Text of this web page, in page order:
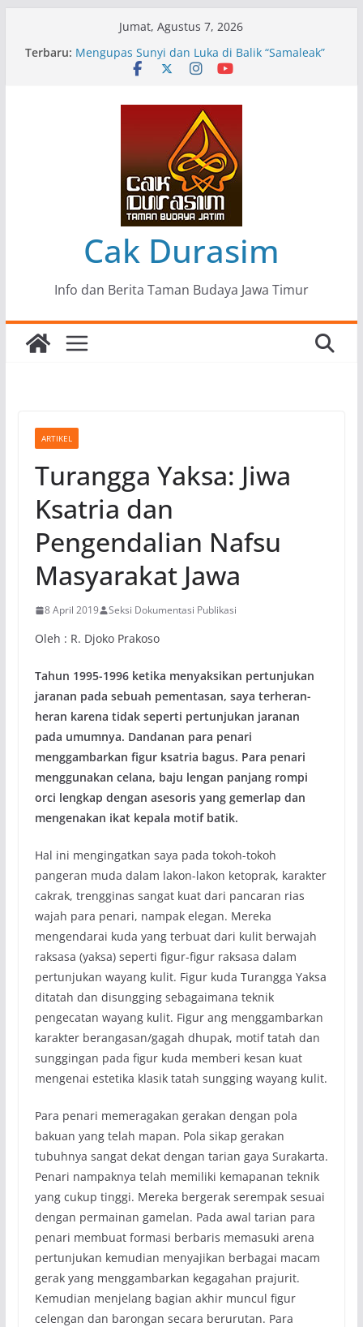
Jumat, Agustus 7, 2026
Terbaru: Pameran Lukisan Komunitas Patria Seni Rupa
Kota Blitar : Ketika “Bergerak” Menjadi Mantra
Mengupas Sunyi dan Luka di Balik “Samaleak”
Menjaga Marwah Seni dan Budaya: Catatan
Kunjungan Kerja Ir. Bambang Haryo Soekartono
(BHS) Anggota DPR RI ke Taman Budaya Jawa
Pameran Tunggal 35 Karya Agus Koecink
“Tumbang Tambang”, Ungkapan Kritis Tentang
Derita Pekerja Pertambangan
Cak Durasim
Info dan Berita Taman Budaya Jawa Timur
ARTIKEL
Turangga Yaksa: Jiwa
Ksatria dan
Pengendalian Nafsu
Masyarakat Jawa
8 April 2019 Seksi Dokumentasi Publikasi
Oleh : R. Djoko Prakoso
Tahun 1995-1996 ketika menyaksikan pertunjukan
jaranan pada sebuah pementasan, saya terheran-
heran karena tidak seperti pertunjukan jaranan
pada umumnya. Dandanan para penari
menggambarkan figur ksatria bagus. Para penari
menggunakan celana, baju lengan panjang rompi
orci lengkap dengan asesoris yang gemerlap dan
mengenakan ikat kepala motif batik.
Hal ini mengingatkan saya pada tokoh-tokoh
pangeran muda dalam lakon-lakon ketoprak, karakter
cakrak, trengginas sangat kuat dari pancaran rias
wajah para penari, nampak elegan. Mereka
mengendarai kuda yang terbuat dari kulit berwajah
raksasa (yaksa) seperti figur-figur raksasa dalam
pertunjukan wayang kulit. Figur kuda Turangga Yaksa
ditatah dan disungging sebagaimana teknik
pengecatan wayang kulit. Figur ang menggambarkan
karakter berangasan/gagah dhupak, motif tatah dan
sunggingan pada figur kuda memberi kesan kuat
mengenai estetika klasik tatah sungging wayang kulit.
Para penari memeragakan gerakan dengan pola
bakuan yang telah mapan. Pola sikap gerakan
tubuhnya sangat dekat dengan tarian gaya Surakarta.
Penari nampaknya telah memiliki kemapanan teknik
yang cukup tinggi. Mereka bergerak serempak sesuai
dengan permainan gamelan. Pada awal tarian para
penari membuat formasi berbaris memasuki arena
pertunjukan kemudian menyajikan berbagai macam
gerak yang menggambarkan kegagahan prajurit.
Kemudian menjelang bagian akhir muncul figur
celengan dan barongan secara berurutan. Para